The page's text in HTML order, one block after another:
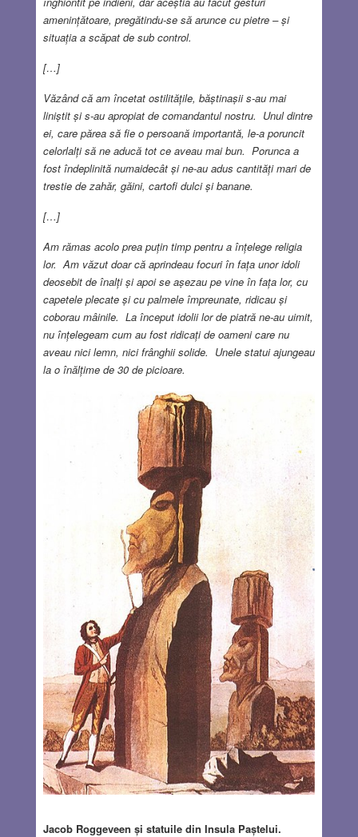
amenințătoare, pregătindu-se să arunce cu pietre – și
situația a scăpat de sub control.
[…]
Văzând că am încetat ostilitățile, băștinașii s-au mai
liniștit și s-au apropiat de comandantul nostru. Unul dintre
ei, care părea să fie o persoană importantă, le-a poruncit
celorlalți să ne aducă tot ce aveau mai bun. Porunca a
fost îndeplinită numaidecât și ne-au adus cantități mari de
trestie de zahăr, găini, cartofi dulci și banane.
[…]
Am rămas acolo prea puțin timp pentru a înțelege religia
lor. Am văzut doar că aprindeau focuri în fața unor idoli
deosebit de înalți și apoi se așezau pe vine în fața lor, cu
capetele plecate și cu palmele împreunate, ridicau și
coborau mâinile. La început idolii lor de piatră ne-au uimit,
nu înțelegeam cum au fost ridicați de oameni care nu
aveau nici lemn, nici frânghii solide. Unele statui ajungeau
la o înălțime de 30 de picioare.
Jacob Roggeveen și statuile din Insula Paștelui.